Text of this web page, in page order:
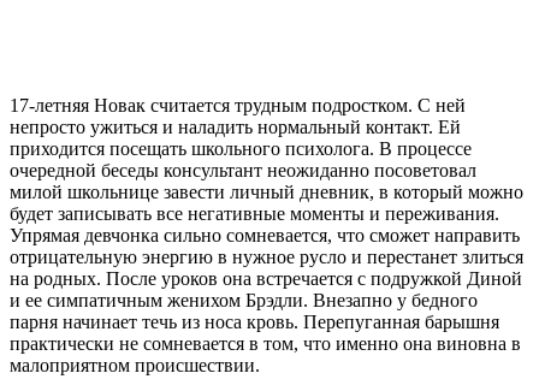
17-летняя Новак считается трудным подростком. С ней
непросто ужиться и наладить нормальный контакт. Ей
приходится посещать школьного психолога. В процессе
очередной беседы консультант неожиданно посоветовал
милой школьнице завести личный дневник, в который можно
будет записывать все негативные моменты и переживания.
Упрямая девчонка сильно сомневается, что сможет направить
отрицательную энергию в нужное русло и перестанет злиться
на родных. После уроков она встречается с подружкой Диной
и ее симпатичным женихом Брэдли. Внезапно у бедного
парня начинает течь из носа кровь. Перепуганная барышня
практически не сомневается в том, что именно она виновна в
малоприятном происшествии.